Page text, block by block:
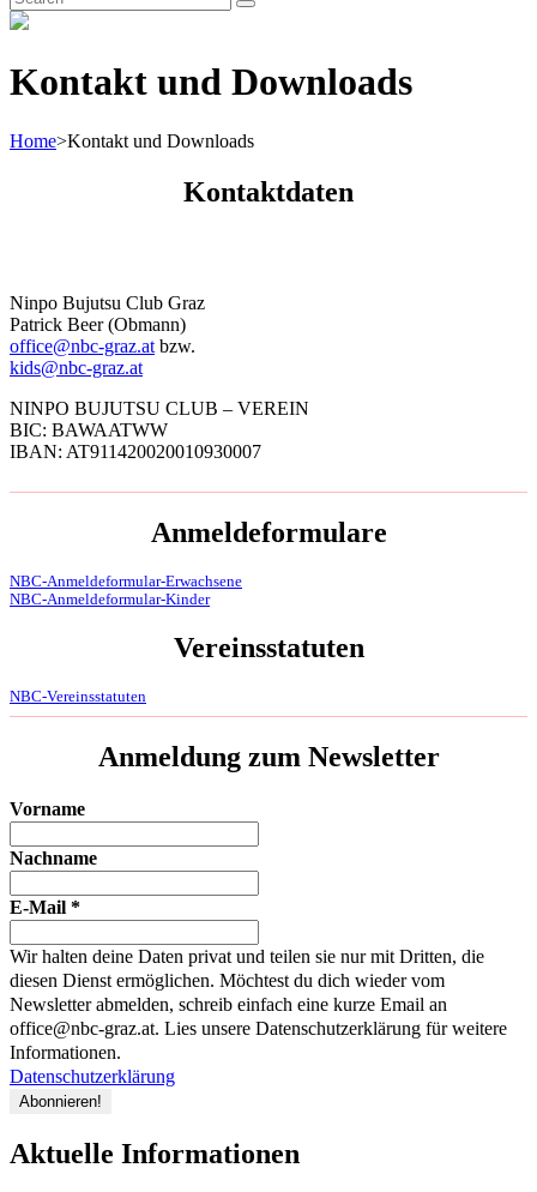
for:
Search
Kontakt und Downloads
Home>Kontakt und Downloads
Kontaktdaten
Ninpo Bujutsu Club Graz
Patrick Beer (Obmann)
office@nbc-graz.at bzw.
kids@nbc-graz.at
NINPO BUJUTSU CLUB – VEREIN
BIC: BAWAATWW
IBAN: AT911420020010930007
Anmeldeformulare
NBC-Anmeldeformular-Erwachsene
NBC-Anmeldeformular-Kinder
Vereinsstatuten
NBC-Vereinsstatuten
Anmeldung zum Newsletter
Vorname
Nachname
E-Mail *
Wir halten deine Daten privat und teilen sie nur mit Dritten, die
diesen Dienst ermöglichen. Möchtest du dich wieder vom
Newsletter abmelden, schreib einfach eine kurze Email an
office@nbc-graz.at. Lies unsere Datenschutzerklärung für weitere
Informationen.
Datenschutzerklärung
Aktuelle Informationen